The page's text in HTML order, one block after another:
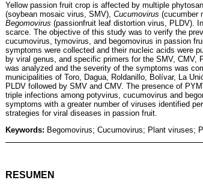
Yellow passion fruit crop is affected by multiple
(soybean mosaic virus, SMV), Cucumovirus (cucumber
Begomovirus (passionfruit leaf distortion virus, PLDV).
scarce. The objective of this study was to verify the
cucumovirus, tymovirus, and begomovirus in passion
symptoms were collected and their nucleic acids were
by viral genus, and specific primers for the SMV,
was analyzed and the severity of the symptoms was
municipalities of Toro, Dagua, Roldanillo, Bolívar, La
PLDV followed by SMV and CMV. The presence of
triple infections among potyvirus, cucumovirus and
symptoms with a greater number of viruses identified
strategies for viral diseases in passion fruit.
Keywords: Begomovirus; Cucumovirus; Plant viruses;
RESUMEN